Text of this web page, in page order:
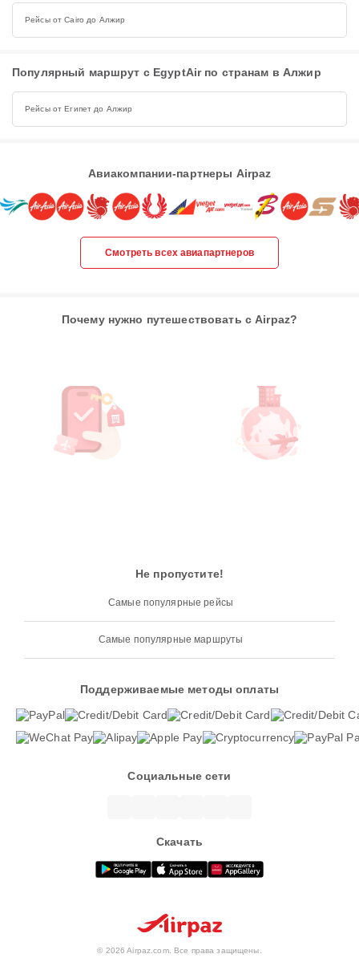
Рейсы от Cairo до Алжир
Популярный маршрут с EgyptAir по странам в Алжир
Рейсы от Египет до Алжир
Авиакомпании-партнеры Airpaz
Смотреть всех авиапартнеров
Почему нужно путешествовать с Airpaz?
Не пропустите!
Самые популярные рейсы
Самые популярные маршруты
Поддерживаемые методы оплаты
Социальные сети
Скачать
© 2026 Airpaz.com. Все права защищены.